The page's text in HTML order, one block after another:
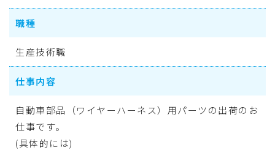
職種
生産技術職
仕事内容
自動車部品（ワイヤーハーネス）用パーツの出荷のお
仕事です。
(具体的には)